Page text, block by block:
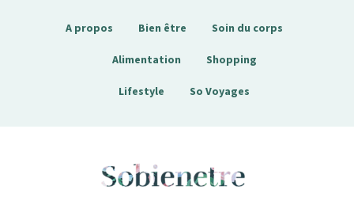
A propos Bien être Soin du corps
Alimentation Shopping
Lifestyle So Voyages
Sobienetre